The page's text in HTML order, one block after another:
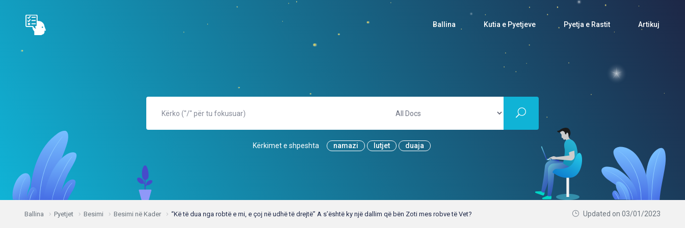
Ballina Kutia e Pyetjeve Pyetja e Rastit Artikuj
Kërkimet e shpeshta namazi lutjet duaja
Ballina Pyetjet Besimi Besimi në Kader “Kë të dua nga robtë e mi, e çoj në udhë të drejtë” A s’është ky një dallim që bën Zoti mes robve të Vet? Updated on 03/01/2023